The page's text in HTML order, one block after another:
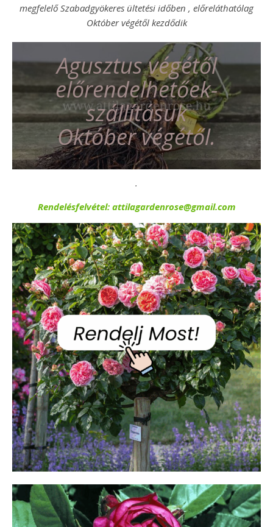
megfelelő Szabadgyökeres ültetési időben , előreláthatólag
Október végétől kezdődik
Agusztus végétől
előrendelhetőek-
szállításuk
Október végétől.
.
Rendelésfelvétel: attilagardenrose@gmail.com